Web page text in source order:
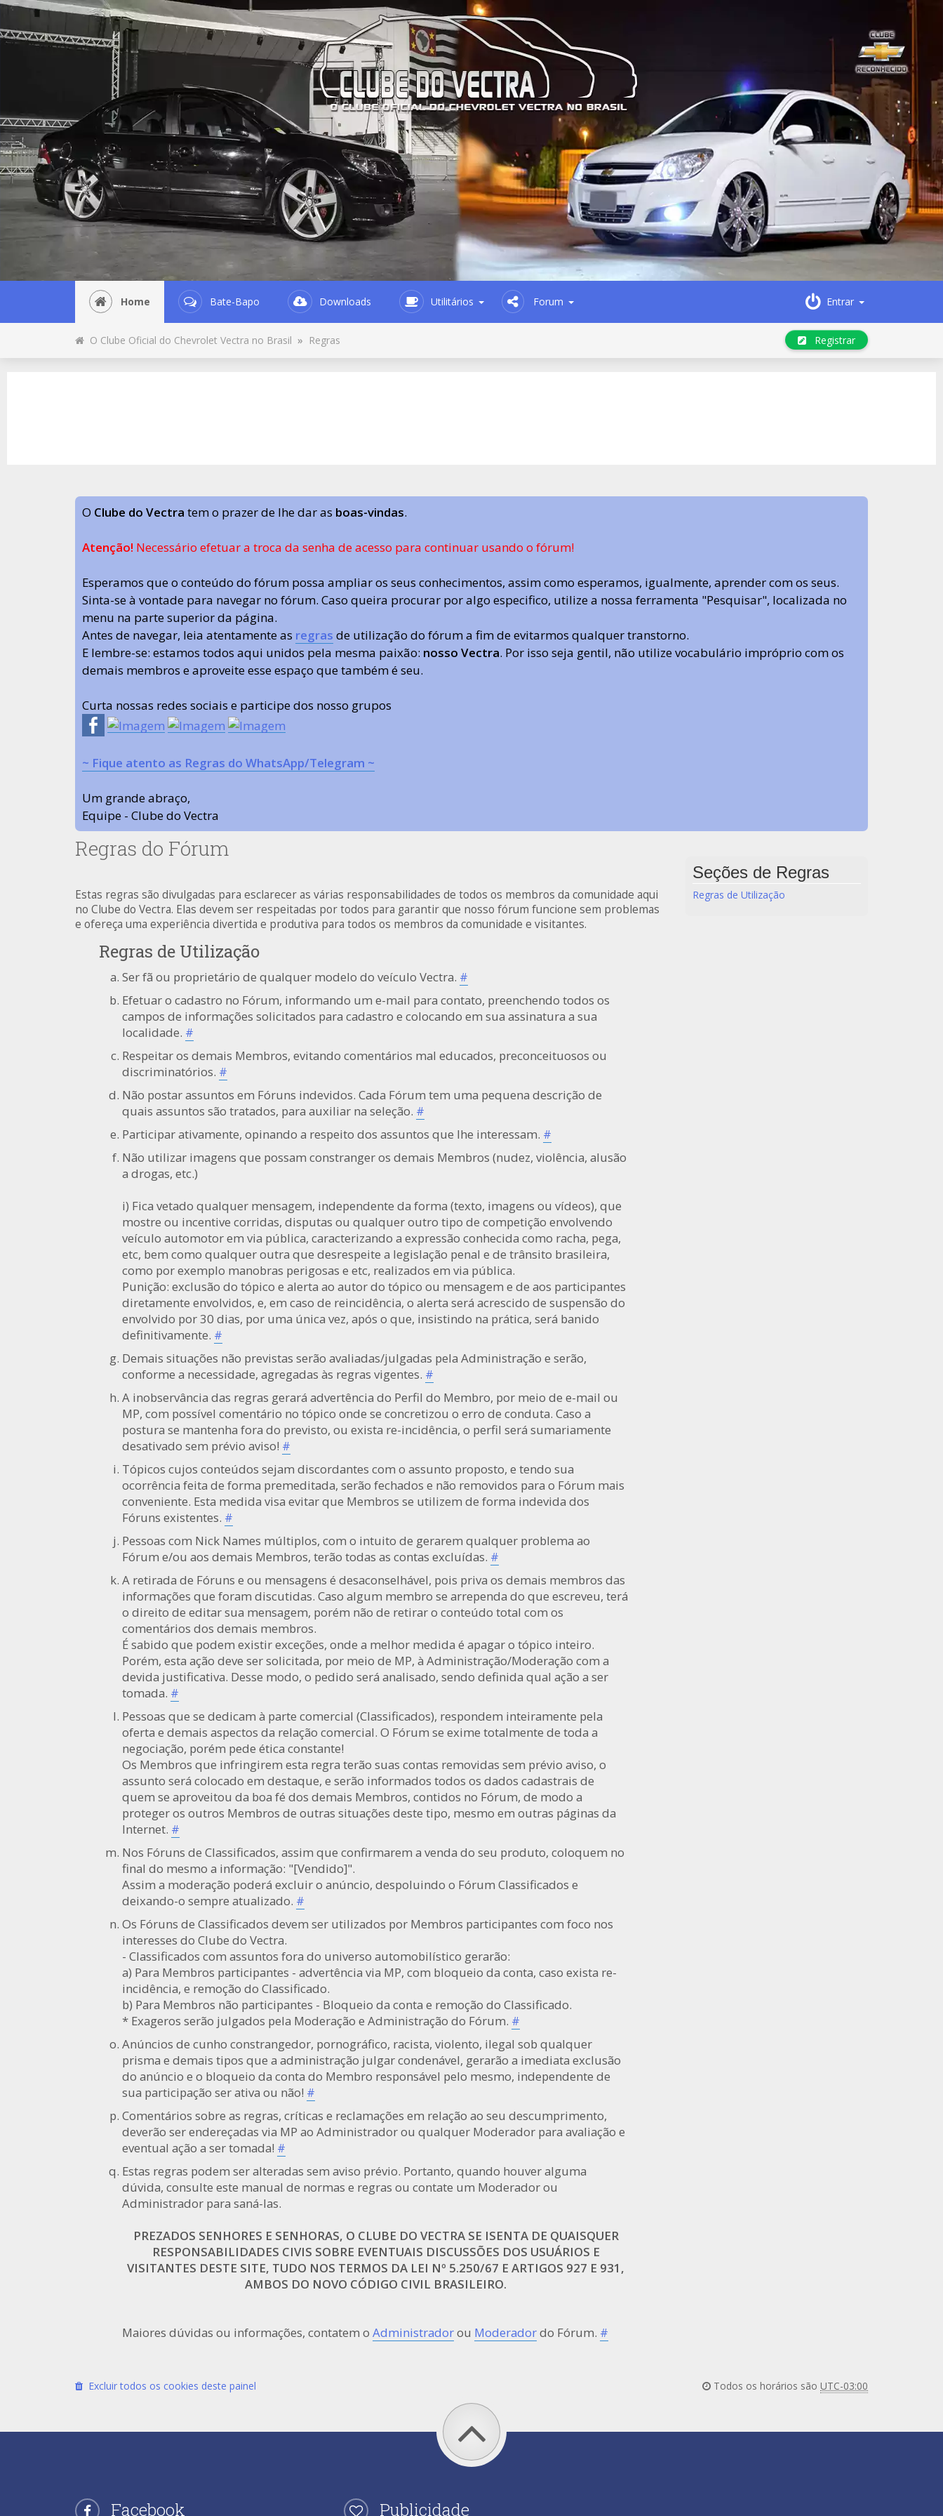
Home Bate-Bapo Downloads Utilitários Forum Entrar
O Clube Oficial do Chevrolet Vectra no Brasil » Regras Registrar
O Clube do Vectra tem o prazer de lhe dar as boas-vindas.
Atenção! Necessário efetuar a troca da senha de acesso para continuar usando o fórum!
Esperamos que o conteúdo do fórum possa ampliar os seus conhecimentos, assim como esperamos, igualmente, aprender com os seus.
Sinta-se à vontade para navegar no fórum. Caso queira procurar por algo especifico, utilize a nossa ferramenta "Pesquisar", localizada no
menu na parte superior da página.
Antes de navegar, leia atentamente as regras de utilização do fórum a fim de evitarmos qualquer transtorno.
E lembre-se: estamos todos aqui unidos pela mesma paixão: nosso Vectra. Por isso seja gentil, não utilize vocabulário impróprio com os
demais membros e aproveite esse espaço que também é seu.
Curta nossas redes sociais e participe dos nosso grupos
~ Fique atento as Regras do WhatsApp/Telegram ~
Um grande abraço,
Equipe - Clube do Vectra
Seções de Regras
Regras de Utilização
Regras do Fórum
Estas regras são divulgadas para esclarecer as várias responsabilidades de todos os membros da comunidade aqui
no Clube do Vectra. Elas devem ser respeitadas por todos para garantir que nosso fórum funcione sem problemas
e ofereça uma experiência divertida e produtiva para todos os membros da comunidade e visitantes.
Regras de Utilização
Ser fã ou proprietário de qualquer modelo do veículo Vectra. #
Efetuar o cadastro no Fórum, informando um e-mail para contato, preenchendo todos os
campos de informações solicitados para cadastro e colocando em sua assinatura a sua
localidade. #
Respeitar os demais Membros, evitando comentários mal educados, preconceituosos ou
discriminatórios. #
Não postar assuntos em Fóruns indevidos. Cada Fórum tem uma pequena descrição de
quais assuntos são tratados, para auxiliar na seleção. #
Participar ativamente, opinando a respeito dos assuntos que lhe interessam. #
Não utilizar imagens que possam constranger os demais Membros (nudez, violência, alusão
a drogas, etc.)
i) Fica vetado qualquer mensagem, independente da forma (texto, imagens ou vídeos), que
mostre ou incentive corridas, disputas ou qualquer outro tipo de competição envolvendo
veículo automotor em via pública, caracterizando a expressão conhecida como racha, pega,
etc, bem como qualquer outra que desrespeite a legislação penal e de trânsito brasileira,
como por exemplo manobras perigosas e etc, realizados em via pública.
Punição: exclusão do tópico e alerta ao autor do tópico ou mensagem e de aos participantes
diretamente envolvidos, e, em caso de reincidência, o alerta será acrescido de suspensão do
envolvido por 30 dias, por uma única vez, após o que, insistindo na prática, será banido
definitivamente. #
Demais situações não previstas serão avaliadas/julgadas pela Administração e serão,
conforme a necessidade, agregadas às regras vigentes. #
A inobservância das regras gerará advertência do Perfil do Membro, por meio de e-mail ou
MP, com possível comentário no tópico onde se concretizou o erro de conduta. Caso a
postura se mantenha fora do previsto, ou exista re-incidência, o perfil será sumariamente
desativado sem prévio aviso! #
Tópicos cujos conteúdos sejam discordantes com o assunto proposto, e tendo sua
ocorrência feita de forma premeditada, serão fechados e não removidos para o Fórum mais
conveniente. Esta medida visa evitar que Membros se utilizem de forma indevida dos
Fóruns existentes. #
Pessoas com Nick Names múltiplos, com o intuito de gerarem qualquer problema ao
Fórum e/ou aos demais Membros, terão todas as contas excluídas. #
A retirada de Fóruns e ou mensagens é desaconselhável, pois priva os demais membros das
informações que foram discutidas. Caso algum membro se arrependa do que escreveu, terá
o direito de editar sua mensagem, porém não de retirar o conteúdo total com os
comentários dos demais membros.
É sabido que podem existir exceções, onde a melhor medida é apagar o tópico inteiro.
Porém, esta ação deve ser solicitada, por meio de MP, à Administração/Moderação com a
devida justificativa. Desse modo, o pedido será analisado, sendo definida qual ação a ser
tomada. #
Pessoas que se dedicam à parte comercial (Classificados), respondem inteiramente pela
oferta e demais aspectos da relação comercial. O Fórum se exime totalmente de toda a
negociação, porém pede ética constante!
Os Membros que infringirem esta regra terão suas contas removidas sem prévio aviso, o
assunto será colocado em destaque, e serão informados todos os dados cadastrais de
quem se aproveitou da boa fé dos demais Membros, contidos no Fórum, de modo a
proteger os outros Membros de outras situações deste tipo, mesmo em outras páginas da
Internet. #
Nos Fóruns de Classificados, assim que confirmarem a venda do seu produto, coloquem no
final do mesmo a informação: "[Vendido]".
Assim a moderação poderá excluir o anúncio, despoluindo o Fórum Classificados e
deixando-o sempre atualizado. #
Os Fóruns de Classificados devem ser utilizados por Membros participantes com foco nos
interesses do Clube do Vectra.
- Classificados com assuntos fora do universo automobilístico gerarão:
a) Para Membros participantes - advertência via MP, com bloqueio da conta, caso exista re-
incidência, e remoção do Classificado.
b) Para Membros não participantes - Bloqueio da conta e remoção do Classificado.
* Exageros serão julgados pela Moderação e Administração do Fórum. #
Anúncios de cunho constrangedor, pornográfico, racista, violento, ilegal sob qualquer
prisma e demais tipos que a administração julgar condenável, gerarão a imediata exclusão
do anúncio e o bloqueio da conta do Membro responsável pelo mesmo, independente de
sua participação ser ativa ou não! #
Comentários sobre as regras, críticas e reclamações em relação ao seu descumprimento,
deverão ser endereçadas via MP ao Administrador ou qualquer Moderador para avaliação e
eventual ação a ser tomada! #
Estas regras podem ser alteradas sem aviso prévio. Portanto, quando houver alguma
dúvida, consulte este manual de normas e regras ou contate um Moderador ou
Administrador para saná-las.
PREZADOS SENHORES E SENHORAS, O CLUBE DO VECTRA SE ISENTA DE QUAISQUER
RESPONSABILIDADES CIVIS SOBRE EVENTUAIS DISCUSSÕES DOS USUÁRIOS E
VISITANTES DESTE SITE, TUDO NOS TERMOS DA LEI Nº 5.250/67 E ARTIGOS 927 E 931,
AMBOS DO NOVO CÓDIGO CIVIL BRASILEIRO.
Maiores dúvidas ou informações, contatem oAdministradorou Moderadordo Fórum. #
Excluir todos os cookies deste painel Todos os horários são UTC-03:00
Facebook Publicidade